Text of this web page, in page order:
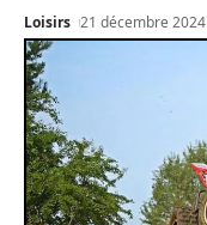
Loisirs 21 décembre 2024